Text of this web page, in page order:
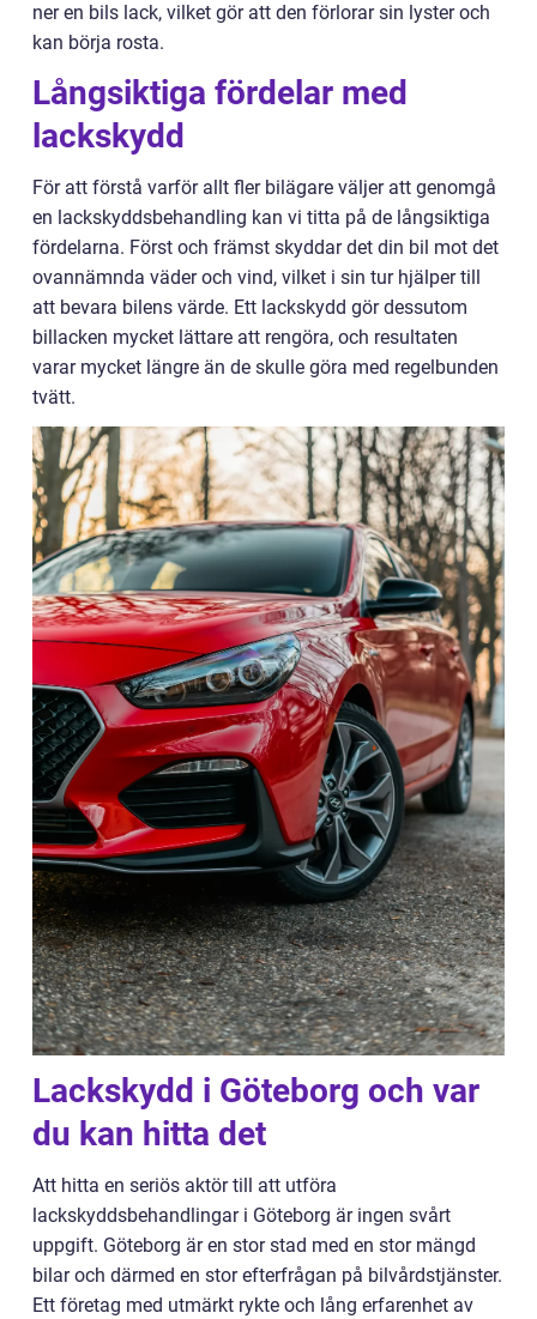
ner en bils lack, vilket gör att den förlorar sin lyster och
kan börja rosta.
Långsiktiga fördelar med
lackskydd
För att förstå varför allt fler bilägare väljer att genomgå
en lackskyddsbehandling kan vi titta på de långsiktiga
fördelarna. Först och främst skyddar det din bil mot det
ovannämnda väder och vind, vilket i sin tur hjälper till
att bevara bilens värde. Ett lackskydd gör dessutom
billacken mycket lättare att rengöra, och resultaten
varar mycket längre än de skulle göra med regelbunden
tvätt.
Lackskydd i Göteborg och var
du kan hitta det
Att hitta en seriös aktör till att utföra
lackskyddsbehandlingar i Göteborg är ingen svårt
uppgift. Göteborg är en stor stad med en stor mängd
bilar och därmed en stor efterfrågan på bilvårdstjänster.
Ett företag med utmärkt rykte och lång erfarenhet av